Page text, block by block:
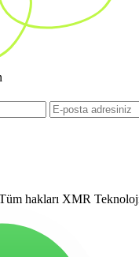
hakları XMR